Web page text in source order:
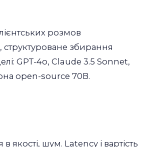
розмов
збирання
GPT-4o, Claude 3.5 Sonnet,
open-source 70B.
якості, шум. Latency і вартість